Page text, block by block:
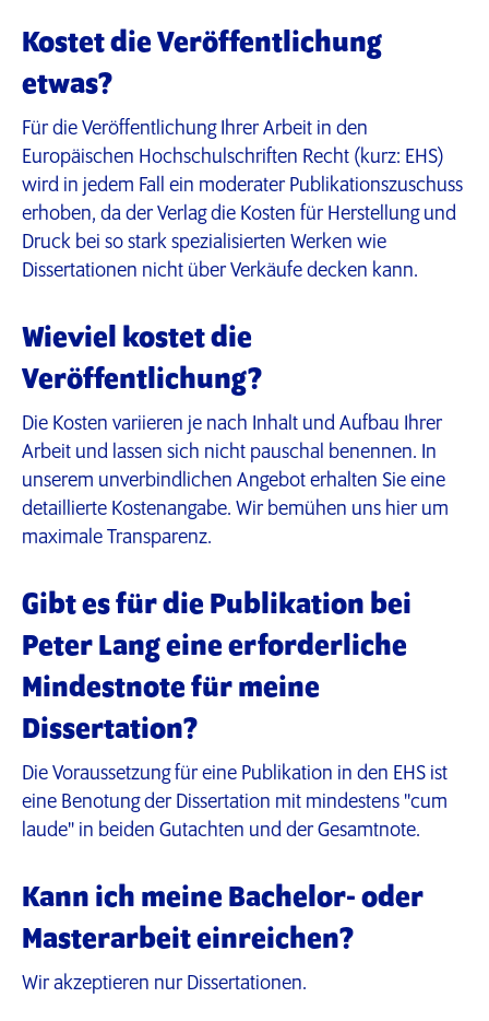
Kostet die Veröffentlichung
etwas?
Für die Veröffentlichung Ihrer Arbeit in den
Europäischen Hochschulschriften Recht (kurz: EHS)
wird in jedem Fall ein moderater Publikationszuschuss
erhoben, da der Verlag die Kosten für Herstellung und
Druck bei so stark spezialisierten Werken wie
Dissertationen nicht über Verkäufe decken kann.
Wieviel kostet die
Veröffentlichung?
Die Kosten variieren je nach Inhalt und Aufbau Ihrer
Arbeit und lassen sich nicht pauschal benennen. In
unserem unverbindlichen Angebot erhalten Sie eine
detaillierte Kostenangabe. Wir bemühen uns hier um
maximale Transparenz.
Gibt es für die Publikation bei
Peter Lang eine erforderliche
Mindestnote für meine
Dissertation?
Die Voraussetzung für eine Publikation in den EHS ist
eine Benotung der Dissertation mit mindestens "cum
laude" in beiden Gutachten und der Gesamtnote.
Kann ich meine Bachelor- oder
Masterarbeit einreichen?
Wir akzeptieren nur Dissertationen.